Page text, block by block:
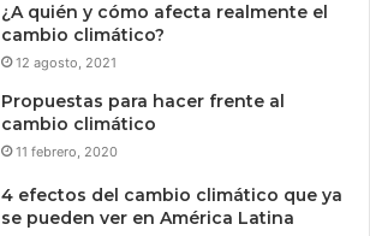
¿A quién y cómo afecta realmente el
cambio climático?
12 agosto, 2021
Propuestas para hacer frente al
cambio climático
11 febrero, 2020
4 efectos del cambio climático que ya
se pueden ver en América Latina